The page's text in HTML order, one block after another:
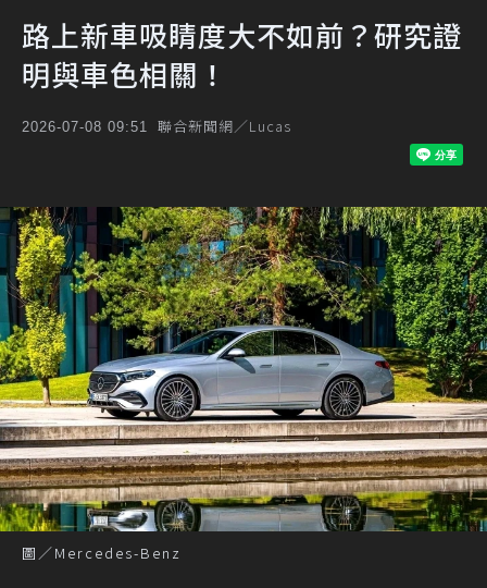
路上新車吸睛度大不如前？研究證
明與車色相關！
2026-07-08 09:51 聯合新聞網／Lucas
圖／Mercedes-Benz